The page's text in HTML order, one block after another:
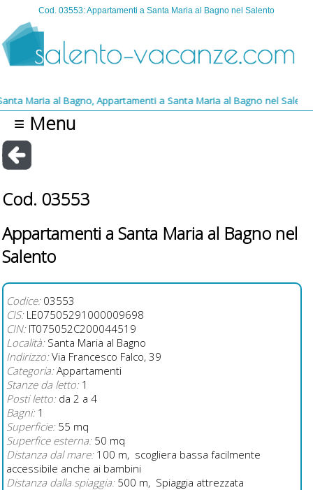
Cod. 03553: Appartamenti a Santa Maria al Bagno nel Salento
al Bagno, Appartamenti a Santa Maria al Bagno nel Salento,
≡ Menu
Cod. 03553
Appartamenti a Santa Maria al Bagno nel
Salento
Codice:03553
CIS:LE07505291000009698
CIN:IT075052C200044519
Località: Santa Maria al Bagno
Indirizzo:Via Francesco Falco, 39
Categoria:Appartamenti
Stanze da letto:1
Posti letto:da 2 a 4
Bagni:1
Superficie:55 mq
Superfice esterna:50 mq
Distanza dal mare:100 m, scogliera bassa facilmente
accessibile anche ai bambini
Distanza dalla spiaggia:500 m, Spiaggia attrezzata